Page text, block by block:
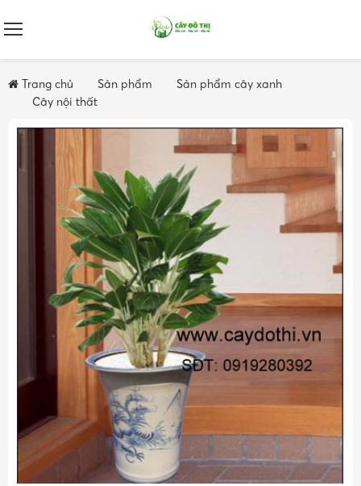
Trang chủ Sản phẩm
Sản phẩm cây xanh
Cây nội thất